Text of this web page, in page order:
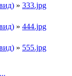
» 333.jpg
» 444.jpg
» 555.jpg